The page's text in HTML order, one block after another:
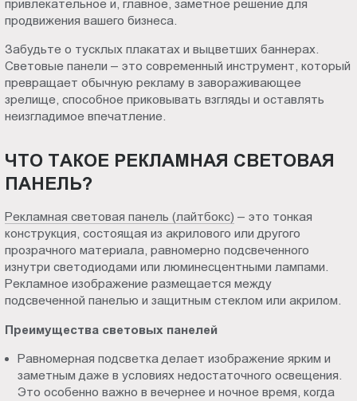
привлекательное и, главное, заметное решение для
продвижения вашего бизнеса.
Забудьте о тусклых плакатах и выцветших баннерах.
Световые панели – это современный инструмент, который
превращает обычную рекламу в завораживающее
зрелище, способное приковывать взгляды и оставлять
неизгладимое впечатление.
ЧТО ТАКОЕ РЕКЛАМНАЯ СВЕТОВАЯ
ПАНЕЛЬ?
Рекламная световая панель (лайтбокс) – это тонкая
конструкция, состоящая из акрилового или другого
прозрачного материала, равномерно подсвеченного
изнутри светодиодами или люминесцентными лампами.
Рекламное изображение размещается между
подсвеченной панелью и защитным стеклом или акрилом.
Преимущества световых панелей
Равномерная подсветка делает изображение ярким и
заметным даже в условиях недостаточного освещения.
Это особенно важно в вечернее и ночное время, когда
Пт.:
18.00
Сб.,
Вс.:
выходной